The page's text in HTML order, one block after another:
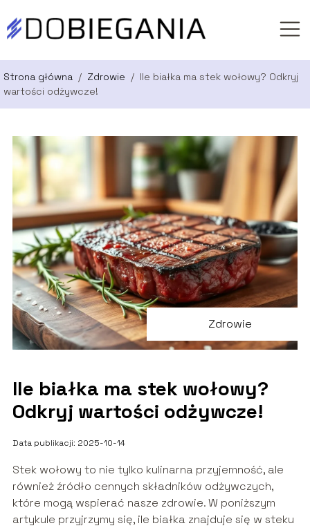
Strona główna / Zdrowie / Ile białka ma stek wołowy? Odkryj
wartości odżywcze!
Zdrowie
Ile białka ma stek wołowy?
Odkryj wartości odżywcze!
Data publikacji: 2025-10-14
Stek wołowy to nie tylko kulinarna przyjemność, ale
również źródło cennych składników odżywczych,
które mogą wspierać nasze zdrowie. W poniższym
artykule przyjrzymy się, ile białka znajduje się w steku